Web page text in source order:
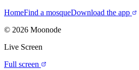
HomeFind a mosqueDownload the app
© 2026 Moonode
Live Screen
Full screen